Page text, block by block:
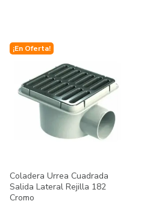
¡En Oferta!
Coladera Urrea Cuadrada
Salida Lateral Rejilla 182
Cromo